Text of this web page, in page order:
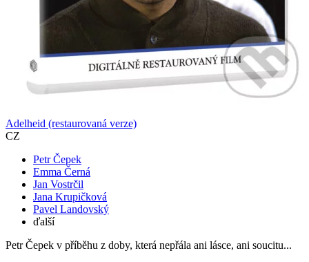
Adelheid (restaurovaná verze)
CZ
Petr Čepek
Emma Černá
Jan Vostrčil
Jana Krupičková
Pavel Landovský
ďalší
Petr Čepek v příběhu z doby, která nepřála ani lásce, ani soucitu...